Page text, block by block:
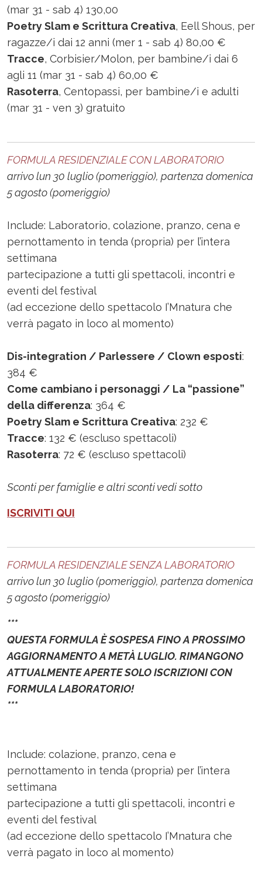
(mar 31 - sab 4) 130,00
Poetry Slam e Scrittura Creativa, Eell Shous, per
ragazze/i dai 12 anni (mer 1 - sab 4) 80,00 €
Tracce, Corbisier/Molon, per bambine/i dai 6
agli 11 (mar 31 - sab 4) 60,00 €
Rasoterra, Centopassi, per bambine/i e adulti
(mar 31 - ven 3) gratuito
FORMULA RESIDENZIALE CON LABORATORIO
arrivo lun 30 luglio (pomeriggio), partenza domenica
5 agosto (pomeriggio)
Include: Laboratorio, colazione, pranzo, cena e
pernottamento in tenda (propria) per l’intera
settimana
partecipazione a tutti gli spettacoli, incontri e
eventi del festival
(ad eccezione dello spettacolo I’Mnatura che
verrà pagato in loco al momento)
Dis-integration / Parlessere / Clown esposti:
384 €
Come cambiano i personaggi / La “passione”
della differenza: 364 €
Poetry Slam e Scrittura Creativa: 232 €
Tracce: 132 € (escluso spettacoli)
Rasoterra: 72 € (escluso spettacoli)
Sconti per famiglie e altri sconti vedi sotto
ISCRIVITI QUI
FORMULA RESIDENZIALE SENZA LABORATORIO
arrivo lun 30 luglio (pomeriggio), partenza domenica
5 agosto (pomeriggio)
***
QUESTA FORMULA È SOSPESA FINO A PROSSIMO
AGGIORNAMENTO A METÀ LUGLIO. RIMANGONO
ATTUALMENTE APERTE SOLO ISCRIZIONI CON
FORMULA LABORATORIO!
***
Include: colazione, pranzo, cena e
pernottamento in tenda (propria) per l’intera
settimana
partecipazione a tutti gli spettacoli, incontri e
eventi del festival
(ad eccezione dello spettacolo I’Mnatura che
verrà pagato in loco al momento)